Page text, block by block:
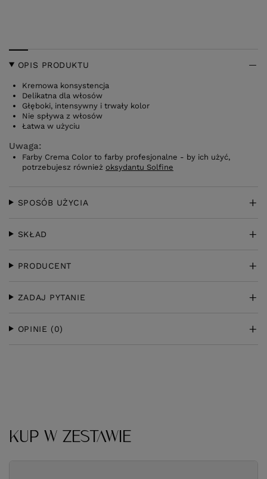
OPIS PRODUKTU
Kremowa konsystencja
Delikatna dla włosów
Głęboki, intensywny i trwały kolor
Nie spływa z włosów
Łatwa w użyciu
Uwaga:
Farby Crema Color to farby profesjonalne - by ich użyć,
potrzebujesz również oksydantu Solfine
SPOSÓB UŻYCIA
SKŁAD
PRODUCENT
ZADAJ PYTANIE
OPINIE (0)
KUP W ZESTAWIE